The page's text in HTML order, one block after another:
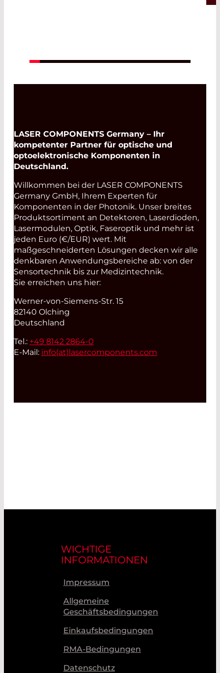
LASER COMPONENTS Germany – Ihr
kompetenter Partner für optische und
optoelektronische Komponenten in
Deutschland.
Willkommen bei der LASER COMPONENTS
Germany GmbH, Ihrem Experten für
Komponenten in der Photonik. Unser breites
Produktsortiment an Detektoren, Laserdioden,
Lasermodulen, Optik, Faseroptik und mehr ist
jeden Euro (€/EUR) wert. Mit
maßgeschneiderten Lösungen decken wir alle
denkbaren Anwendungsbereiche ab: von der
Sensortechnik bis zur Medizintechnik.
Sie erreichen uns hier:
Werner-von-Siemens-Str. 15
82140 Olching
Deutschland
Tel.: +49 8142 2864-0
E-Mail: info(at) lasercomponents.com
WICHTIGE
INFORMATIONEN
Impressum
Allgemeine
Geschäftsbedingungen
Einkaufsbedingungen
RMA-Bedingungen
Datenschutz